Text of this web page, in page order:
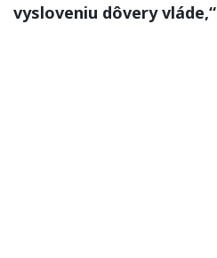
vysloveniu dôvery vláde,“